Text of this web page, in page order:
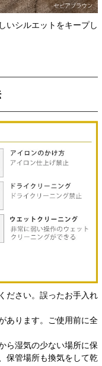
いシルエットをキープし
ださい。誤ったお手入れ
あります。ご使用前に全
ら湿気の少ない場所に保
保管場所も換気をして乾